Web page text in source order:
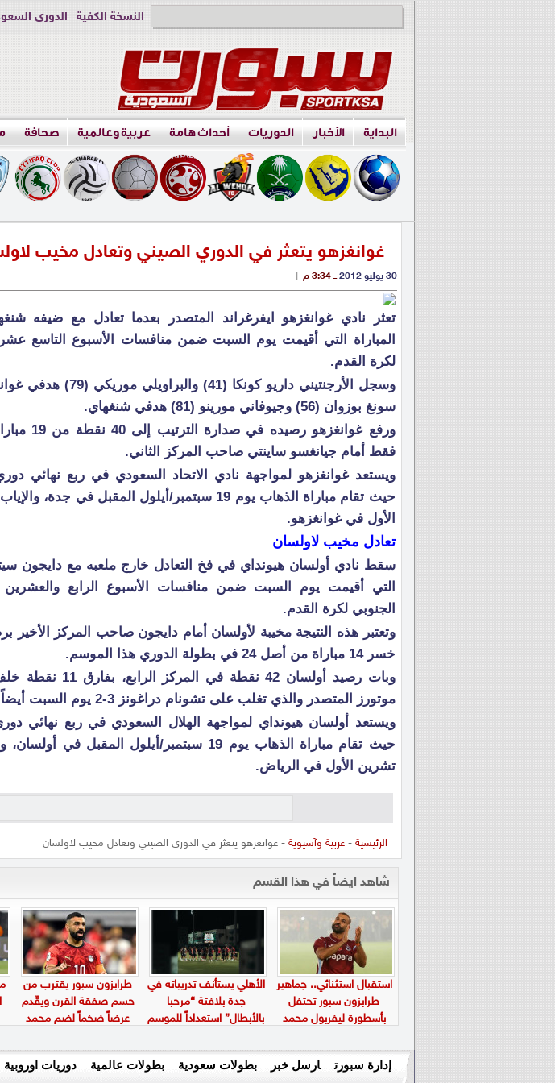
النسخة الكفية الدوري
البداية الأخبار الدوريات أحداث هامة عربية وعالمية صحافة
غوانغزهو يتعثر في الدوري الصيني وتعادل مخيب
30 يوليو 2012 ــ 3:34 م |
المباراة التي أقيمت يوم السبت ضمن منافسات الأسبوع التاسع
لكرة القدم.
وسجل الأرجنتيني داريو كونكا
سونغ بوزوان (56) وجيوفاني مورينو (81) هدفي شنغهاي.
ورفع
فقط أمام جيانغسو ساينتي صاحب المركز الثاني.
الأول في غوانغزهو.
تعادل مخيب لاولسان
التي أقيمت يوم السبت ضمن منافسات الأسبوع الرابع
الجنوبي لكرة القدم.
خسر 14 مباراة من أصل 24 في بطولة الدوري هذا الموسم.
وبات رصيد أولسان 42
موتورز المتصدر والذي تغلب على تشونام دراغونز 3-2 يوم السبت أيضاً.
تشرين الأول في الرياض.
الرئيسية -عربية وآسيوية - غوانغزهو يتعثر في الدوري الصيني وتعادل مخيب لاولسان
شاهد ايضاً في هذا القسم
استقبال استثنائي.. جماهير
طرابزون سبور تحتفل
بأسطورة ليفربول محمد
الأهلي يستأنف تدريباته في
جدة بلافتة “مرحبا
بالأبطال” استعداداً للموسم
طرابزون سبور يقترب من
حسم صفقة القرن ويقّدم
عرضاً ضخماً لضم محمد
إدارة سبورت ارسل خبر بطولات سعودية بطولات عالمية دوريات اوروبية